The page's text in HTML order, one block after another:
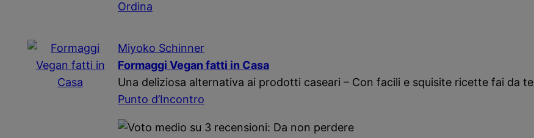
Ordina
Miyoko Schinner
Formaggi Vegan fatti in Casa
Una deliziosa alternativa ai prodotti caseari – Con facili e squisite ricette fai da te
Punto d’Incontro